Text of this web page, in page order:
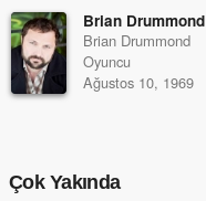
Brian Drummond
Brian Drummond
Oyuncu
Ağustos 10, 1969
Çok Yakında